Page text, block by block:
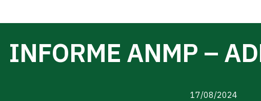
INFORME ANMP –
17/08/2024